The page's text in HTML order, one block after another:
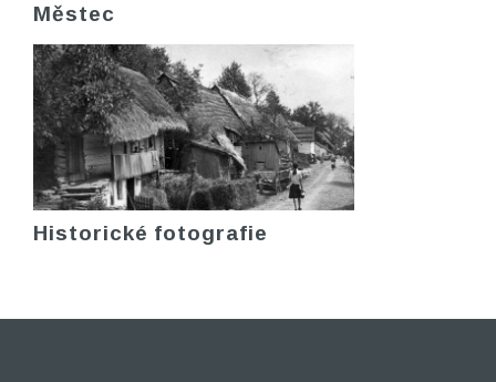
Městec
Historické fotografie